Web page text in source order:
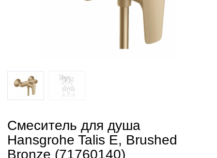
Смеситель для душа
Hansgrohe Talis E, Brushed
Bronze (71760140)